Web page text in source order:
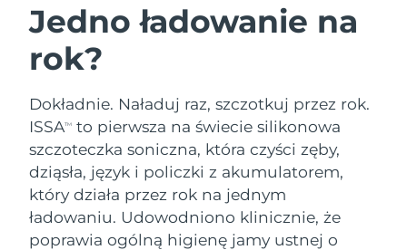
Jedno ładowanie na
rok?
Dokładnie. Naładuj raz, szczotkuj przez rok.
ISSATM
to pierwsza na świecie silikonowa
szczoteczka soniczna, która czyści zęby,
dziąsła, język i policzki z akumulatorem,
który działa przez rok na jednym
ładowaniu. Udowodniono klinicznie, że
poprawia ogólną higienę jamy ustnej o